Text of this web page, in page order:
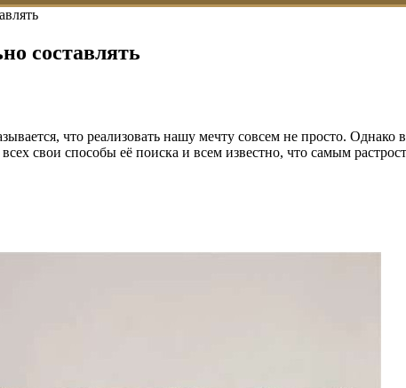
составлять
что реализовать нашу мечту совсем не просто.
свои способы её поиска и всем известно, что самым